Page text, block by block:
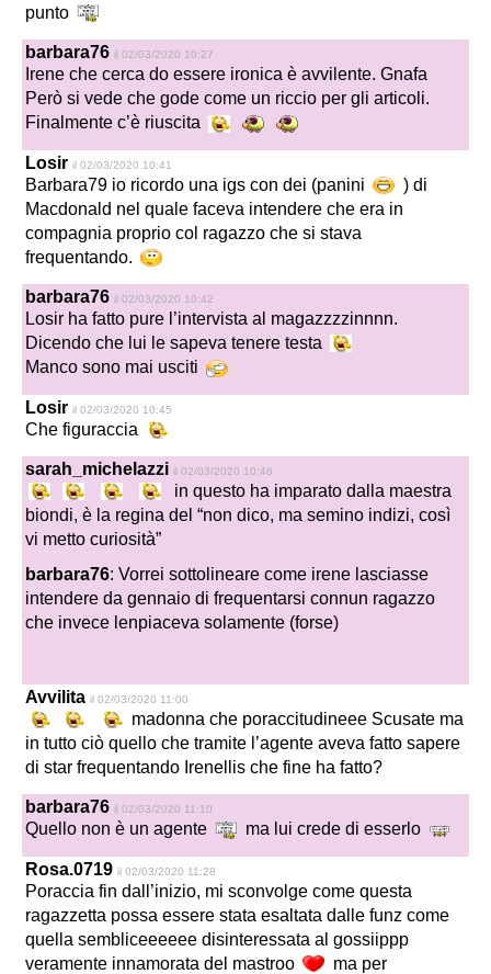
punto
barbara76 il 02/03/2020 10:27
Irene che cerca do essere ironica è avvilente. Gnafa
Però si vede che gode come un riccio per gli articoli.
Finalmente c’è riuscita
Losir il 02/03/2020 10:41
Barbara79 io ricordo una igs con dei (panini
) di
Macdonald nel quale faceva intendere che era in
compagnia proprio col ragazzo che si stava
frequentando.
barbara76 il 02/03/2020 10:42
Losir ha fatto pure l’intervista al magazzzzinnnn.
Dicendo che lui le sapeva tenere testa
Manco sono mai usciti
Losir il 02/03/2020 10:45
Che figuraccia
sarah_michelazzi il 02/03/2020 10:46
in questo ha imparato dalla maestra
biondi, è la regina del “non dico, ma semino indizi, così
vi metto curiosità”
barbara76: Vorrei sottolineare come irene lasciasse
intendere da gennaio di frequentarsi connun ragazzo
che invece lenpiaceva solamente (forse)
Avvilita il 02/03/2020 11:00
madonna che poraccitudineee Scusate ma
in tutto ciò quello che tramite l’agente aveva fatto sapere
di star frequentando Irenellis che fine ha fatto?
barbara76 il 02/03/2020 11:10
Quello non è un agente ma lui crede di esserlo
Rosa.0719 il 02/03/2020 11:28
Poraccia fin dall’inizio, mi sconvolge come questa
ragazzetta possa essere stata esaltata dalle funz come
quella sembliceeeeee disinteressata al gossiippp
veramente innamorata del mastroo
ma per